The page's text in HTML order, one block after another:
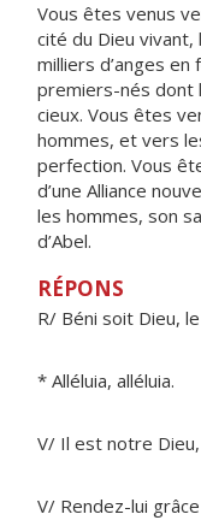
Vous êtes venus
cité du Dieu vivant,
milliers d’anges
premiers-nés dont
cieux. Vous êtes
hommes, et vers
perfection. Vous
d’une Alliance
les hommes, son
d’Abel.
RÉPONS
R/ Béni soit Dieu,
* Alléluia, alléluia.
V/ Il est notre
V/ Rendez-lui